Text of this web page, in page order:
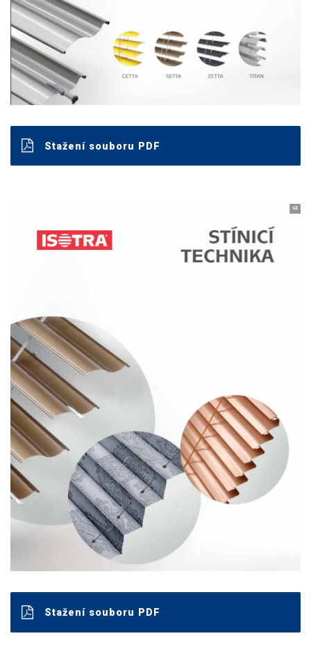
Stažení souboru PDF
Stažení souboru PDF